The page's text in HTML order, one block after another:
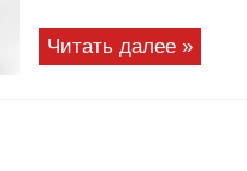
Читать далее »